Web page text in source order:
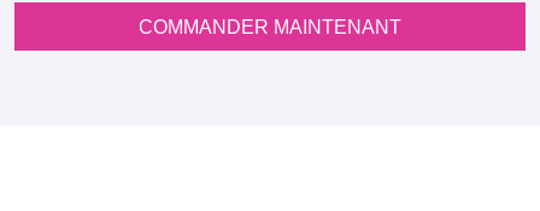
COMMANDER MAINTENANT